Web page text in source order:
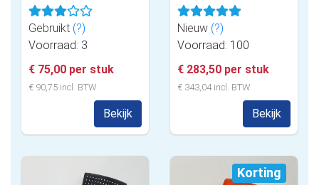
Gebruikt (?)
Voorraad: 3
€ 75,00 per stuk
€ 90,75 incl. BTW
Bekijk
Nieuw (?)
Voorraad: 100
€ 283,50 per stuk
€ 343,04 incl. BTW
Bekijk
Korting